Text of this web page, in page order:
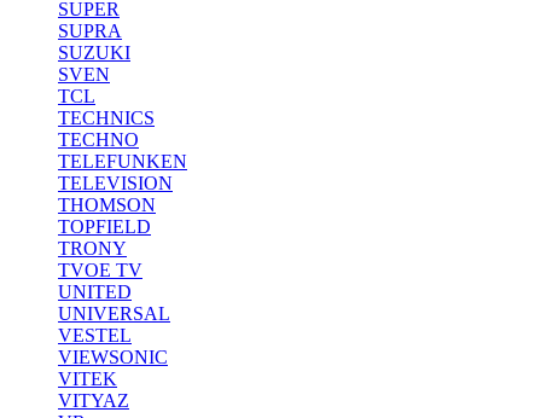
SUPER
SUPRA
SUZUKI
SVEN
TCL
TECHNICS
TECHNO
TELEFUNKEN
TELEVISION
THOMSON
TOPFIELD
TRONY
TVOE TV
UNITED
UNIVERSAL
VESTEL
VIEWSONIC
VITEK
VITYAZ